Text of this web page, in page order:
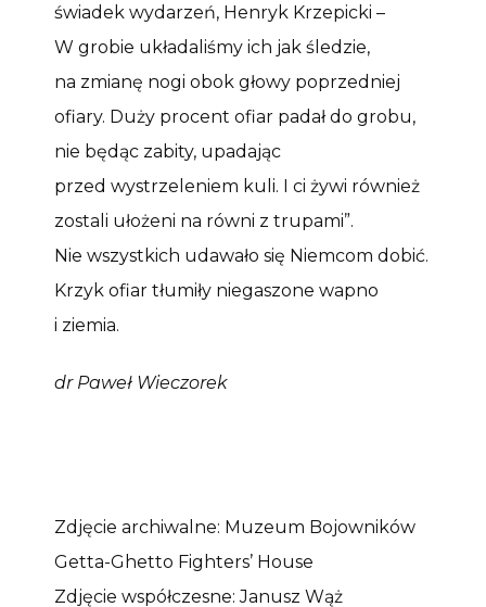
świadek wydarzeń, Henryk Krzepicki –
W grobie układaliśmy ich jak śledzie,
na zmianę nogi obok głowy poprzedniej
ofiary. Duży procent ofiar padał do grobu,
nie będąc zabity, upadając
przed wystrzeleniem kuli. I ci żywi również
zostali ułożeni na równi z trupami”.
Nie wszystkich udawało się Niemcom dobić.
Krzyk ofiar tłumiły niegaszone wapno
i ziemia.
dr Paweł Wieczorek
Zdjęcie archiwalne: Muzeum Bojowników
Getta-Ghetto Fighters’ House
Zdjęcie współczesne: Janusz Wąż